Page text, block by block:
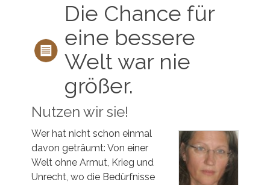
Die Chance für
eine bessere
Welt war nie
größer.
Nutzen wir sie!
Wer hat nicht schon einmal
davon geträumt: Von einer
Welt ohne Armut, Krieg und
Unrecht, wo die Bedürfnisse